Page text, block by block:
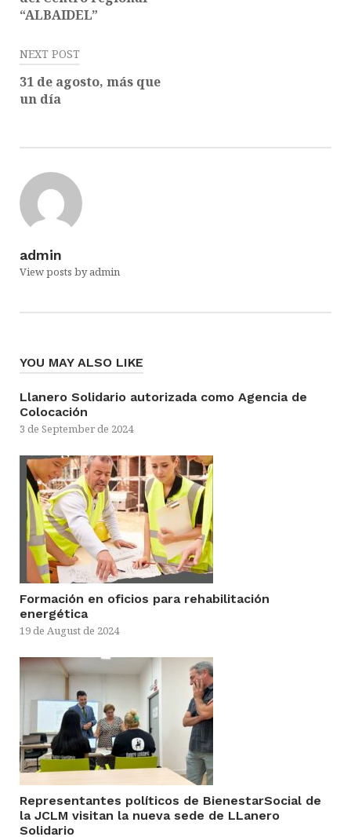
“ALBAIDEL”
NEXT POST
31 de agosto, más que
un día
admin
View posts by admin
YOU MAY ALSO LIKE
Llanero Solidario autorizada como Agencia de
Colocación
3 de September de 2024
Formación en oficios para rehabilitación
energética
19 de August de 2024
Representantes políticos de BienestarSocial de
la JCLM visitan la nueva sede de LLanero
Solidario